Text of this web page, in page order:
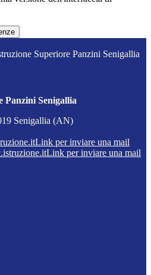
Superiore Panzini Senigallia
Panzini Senigallia
Senigallia (AN)
Link per inviare una mail
Link per inviare una mail